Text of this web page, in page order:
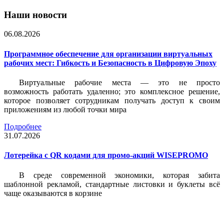
Наши новости
06.08.2026
Программное обеспечение для организации виртуальных
рабочих мест: Гибкость и Безопасность в Цифровую Эпоху
Виртуальные рабочие места — это не просто
возможность работать удаленно; это комплексное решение,
которое позволяет сотрудникам получать доступ к своим
приложениям из любой точки мира
Подробнее
31.07.2026
Лотерейка c QR кодами для промо-акций WISEPROMO
В среде современной экономики, которая забита
шаблонной рекламой, стандартные листовки и буклеты всё
чаще оказываются в корзине